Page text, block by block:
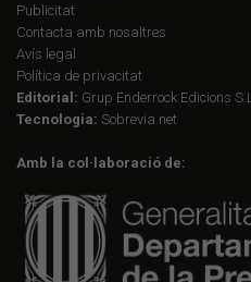
Publicitat
Contacta amb nosaltres
Avís legal
Política de privacitat
Editorial: Grup Enderrock Edicions S.L.
Tecnologia: Sobrevia.net
Amb la col·laboració de: